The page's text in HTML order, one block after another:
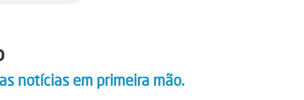
notícias em primeira mão.